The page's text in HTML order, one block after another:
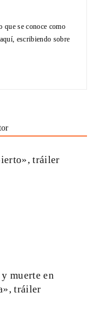
que se conoce como
escribiendo sobre
tráiler
muerte en
tráiler